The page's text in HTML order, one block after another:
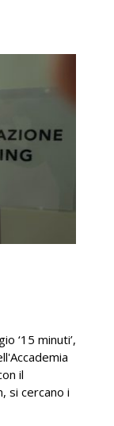
‘15 minuti’,
il
si cercano i